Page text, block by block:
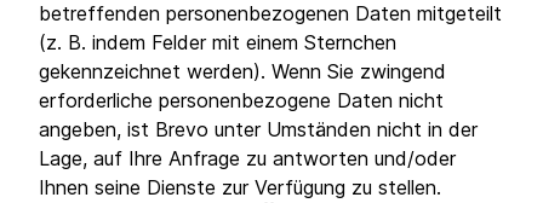
betreffenden personenbezogenen Daten mitgeteilt
(z. B. indem Felder mit einem Sternchen
gekennzeichnet werden). Wenn Sie zwingend
erforderliche personenbezogene Daten nicht
angeben, ist Brevo unter Umständen nicht in der
Lage, auf Ihre Anfrage zu antworten und/oder
Ihnen seine Dienste zur Verfügung zu stellen.